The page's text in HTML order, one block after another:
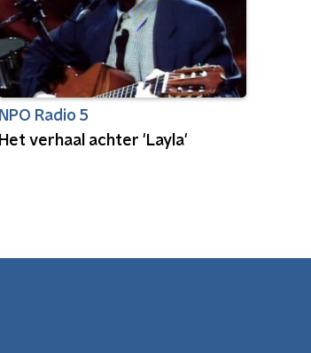
NPO Radio 5
Het verhaal achter 'Layla'